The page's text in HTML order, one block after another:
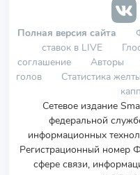
Полная версия сайта
ставок в LIVE
соглашение
Авторы
голов
Статистика
Сетевое издание
федеральной
информационных
Регистрационный номер
сфере связи,